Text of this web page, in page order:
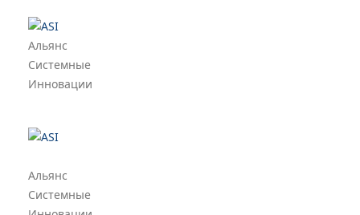
Альянс
Системные
Инновации
Альянс
Системные